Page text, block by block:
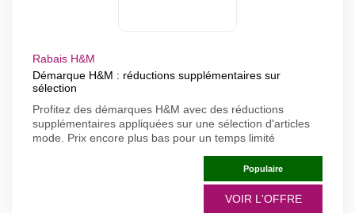
Rabais H&M
Démarque H&M : réductions supplémentaires sur
sélection
Profitez des démarques H&M avec des réductions
supplémentaires appliquées sur une sélection d'articles
mode. Prix encore plus bas pour un temps limité
Populaire
VOIR L'OFFRE